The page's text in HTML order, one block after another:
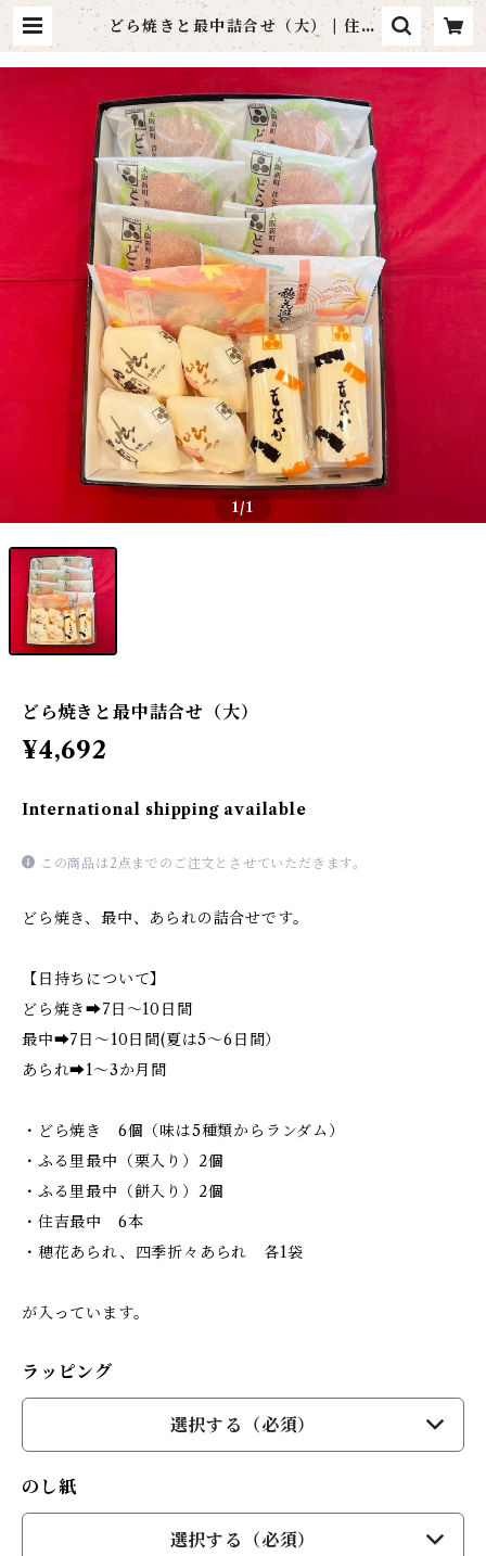
どら焼きと最中詰合せ（大） | 住吉
団子本舗
1/1
どら焼きと最中詰合せ（大）
¥4,692
International shipping available
この商品は2点までのご注文とさせていただきます。
どら焼き、最中、あられの詰合せです。
【日持ちについて】
どら焼き➡7日～10日間
最中➡7日～10日間(夏は5～6日間）
あられ➡1～3か月間
・どら焼き 6個（味は5種類からランダム）
・ふる里最中（栗入り）2個
・ふる里最中（餅入り）2個
・住吉最中 6本
・穂花あられ、四季折々あられ 各1袋
が入っています。
ラッピング
選択する（必須）
のし紙
選択する（必須）